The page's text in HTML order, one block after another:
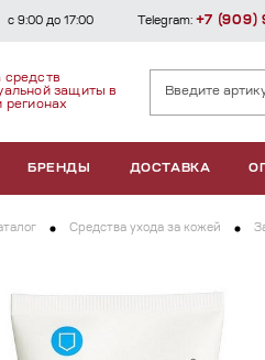
средств
защиты в
регионах
БРЕНДЫ ДОСТАВКА
с 9:00 до 17:00 Telegram: +7 (909)
Средства ухода за кожей